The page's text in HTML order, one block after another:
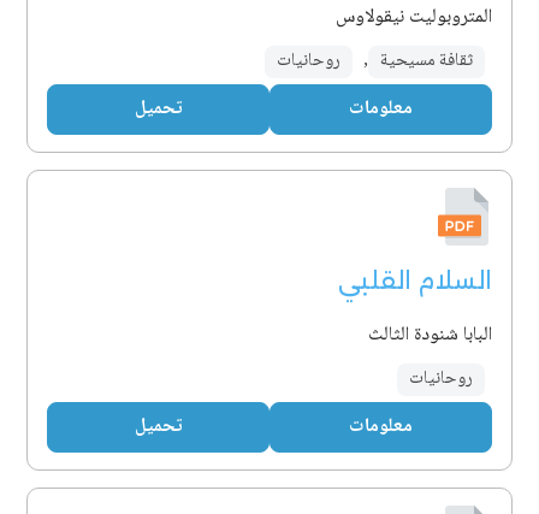
المتروبوليت نيقولاوس
ثقافة مسيحية , روحانيات
معلومات تحميل
السلام القلبي
البابا شنودة الثالث
روحانيات
معلومات تحميل